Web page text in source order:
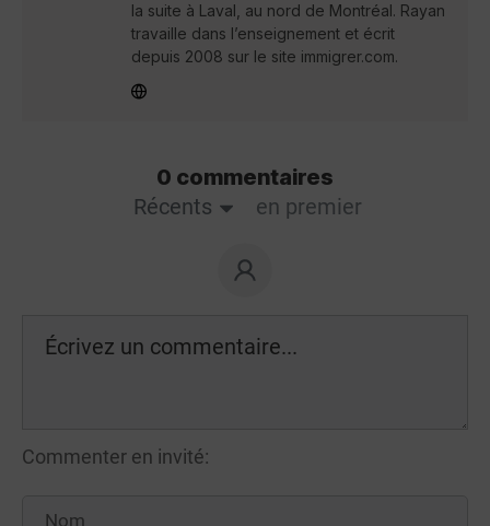
la suite à Laval, au nord de Montréal. Rayan
travaille dans l’enseignement et écrit
depuis 2008 sur le site immigrer.com.
0 commentaires
Récents
en premier
Commenter en invité: